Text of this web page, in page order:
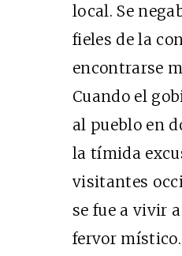
local. Se
fieles de la
encontrarse
Cuando el
al pueblo en
la tímida
visitantes
se fue a vivir
fervor